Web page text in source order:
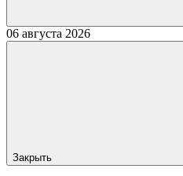
06 августа 2026
Закрыть